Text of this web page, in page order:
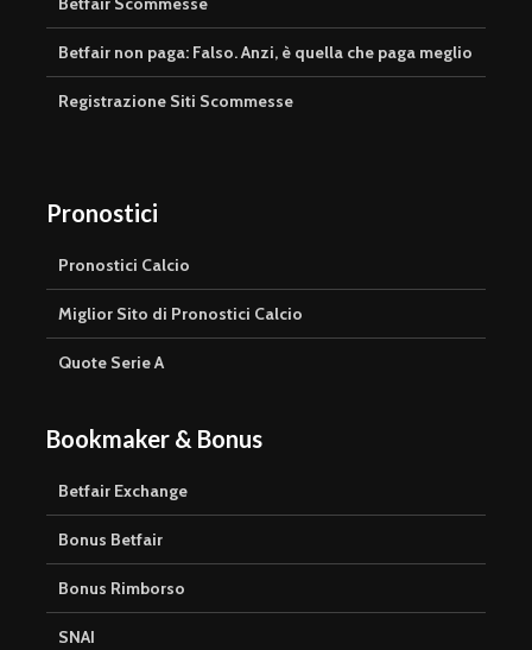
Betfair non paga: Falso. Anzi, è quella che paga meglio
Registrazione Siti Scommesse
Pronostici
Pronostici Calcio
Miglior Sito di Pronostici Calcio
Quote Serie A
Bookmaker & Bonus
Betfair Exchange
Bonus Betfair
Bonus Rimborso
SNAI